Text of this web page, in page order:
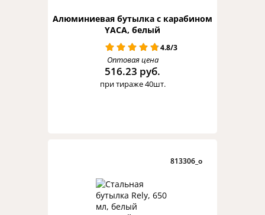
Алюминиевая бутылка с карабином
YACA, белый
4.8/3
Оптовая цена
516.23 руб.
при тираже 40шт.
813306_o